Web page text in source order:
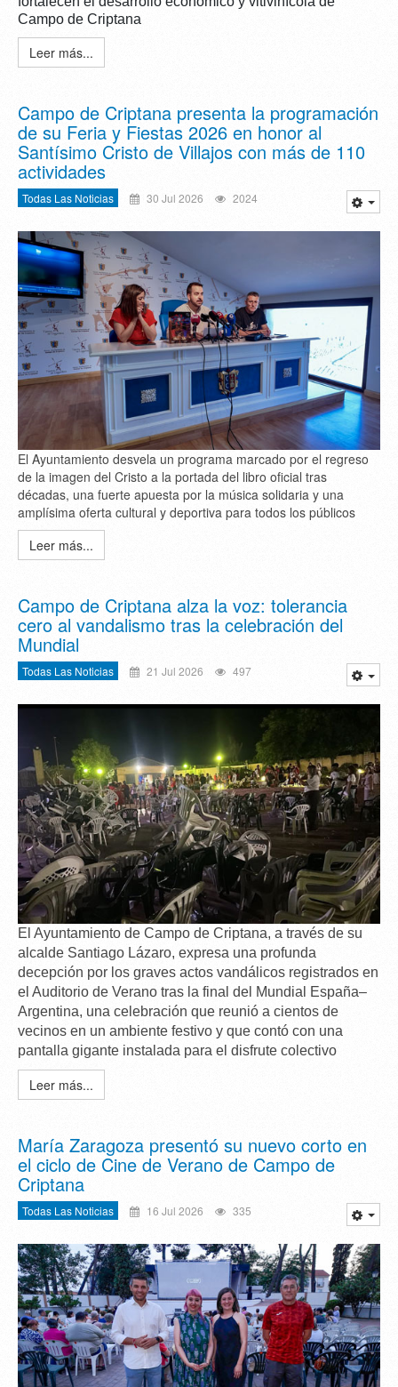
Campo de Criptana
Leer más...
Campo de Criptana presenta la programación
de su Feria y Fiestas 2026 en honor al
Santísimo Cristo de Villajos con más de 110
actividades
Todas Las Noticias 30 Jul 2026 2024
El Ayuntamiento desvela un programa marcado por el regreso
de la imagen del Cristo a la portada del libro oficial tras
décadas, una fuerte apuesta por la música solidaria y una
amplísima oferta cultural y deportiva para todos los públicos
Leer más...
Campo de Criptana alza la voz: tolerancia
cero al vandalismo tras la celebración del
Mundial
Todas Las Noticias 21 Jul 2026 497
El Ayuntamiento de Campo de Criptana, a través de su
alcalde Santiago Lázaro, expresa una profunda
decepción por los graves actos vandálicos registrados en
el Auditorio de Verano tras la final del Mundial España–
Argentina, una celebración que reunió a cientos de
vecinos en un ambiente festivo y que contó con una
pantalla gigante instalada para el disfrute colectivo
Leer más...
María Zaragoza presentó su nuevo corto en
el ciclo de Cine de Verano de Campo de
Criptana
Todas Las Noticias 16 Jul 2026 335